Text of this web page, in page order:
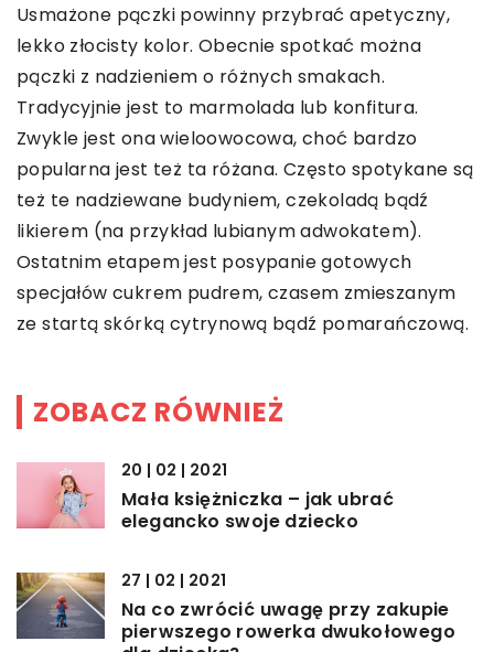
Usmażone pączki powinny przybrać apetyczny,
lekko złocisty kolor. Obecnie spotkać można
pączki z nadzieniem o różnych smakach.
Tradycyjnie jest to marmolada lub konfitura.
Zwykle jest ona wieloowocowa, choć bardzo
popularna jest też ta różana. Często spotykane są
też te nadziewane budyniem, czekoladą bądź
likierem (na przykład lubianym adwokatem).
Ostatnim etapem jest posypanie gotowych
specjałów cukrem pudrem, czasem zmieszanym
ze startą skórką cytrynową bądź pomarańczową.
ZOBACZ RÓWNIEŻ
20 | 02 | 2021
Mała księżniczka – jak ubrać
elegancko swoje dziecko
27 | 02 | 2021
Na co zwrócić uwagę przy zakupie
pierwszego rowerka dwukołowego